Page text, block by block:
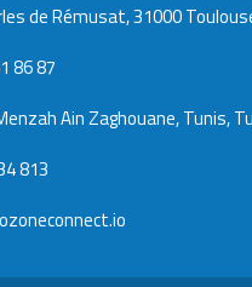
de Rémusat, 31000
86 87
Ain Zaghouane, Tunis,
813